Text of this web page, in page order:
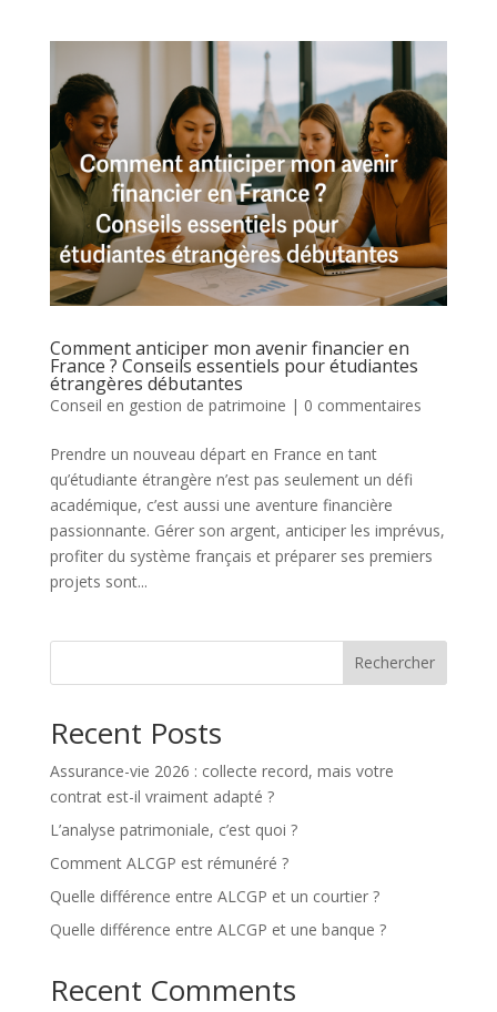
Comment anticiper mon avenir financier en
France ? Conseils essentiels pour étudiantes
étrangères débutantes
Conseil en gestion de patrimoine | 0 commentaires
Prendre un nouveau départ en France en tant
qu’étudiante étrangère n’est pas seulement un défi
académique, c’est aussi une aventure financière
passionnante. Gérer son argent, anticiper les imprévus,
profiter du système français et préparer ses premiers
projets sont...
Rechercher
Recent Posts
Assurance-vie 2026 : collecte record, mais votre
contrat est-il vraiment adapté ?
L’analyse patrimoniale, c’est quoi ?
Comment ALCGP est rémunéré ?
Quelle différence entre ALCGP et un courtier ?
Quelle différence entre ALCGP et une banque ?
Recent Comments